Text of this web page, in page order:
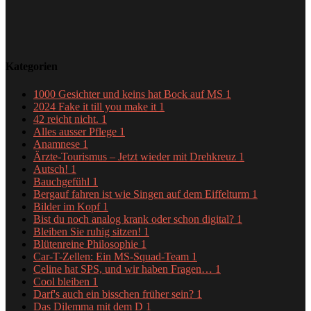
Kategorien
1000 Gesichter und keins hat Bock auf MS 1
2024 Fake it till you make it 1
42 reicht nicht. 1
Alles ausser Pflege 1
Anamnese 1
Ärzte-Tourismus – Jetzt wieder mit Drehkreuz 1
Autsch! 1
Bauchgefühl 1
Bergauf fahren ist wie Singen auf dem Eiffelturm 1
Bilder im Kopf 1
Bist du noch analog krank oder schon digital? 1
Bleiben Sie ruhig sitzen! 1
Blütenreine Philosophie 1
Car-T-Zellen: Ein MS-Squad-Team 1
Celine hat SPS, und wir haben Fragen… 1
Cool bleiben 1
Darf's auch ein bisschen früher sein? 1
Das Dilemma mit dem D 1